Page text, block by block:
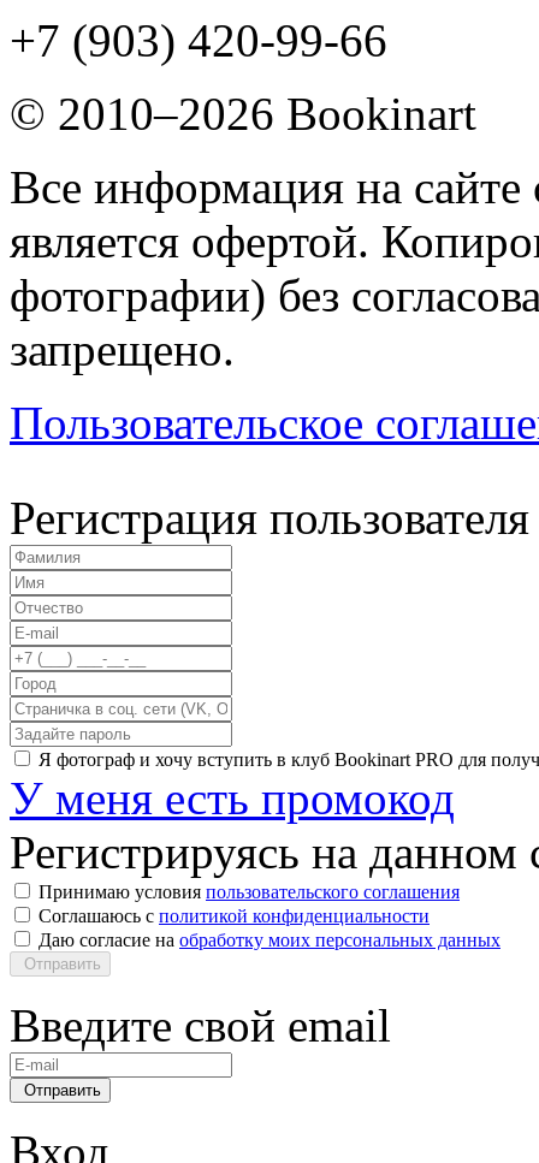
+7 (903) 420-99-66
© 2010–2026 Bookinart
Все информация на
является офертой.
фотографии) без
запрещено.
Пользовательское
Регистрация пользователя
Я фотограф и хочу вступить в клуб Bookinart PRO для
У меня есть промокод
Регистрируясь на данном
Принимаю условия пользовательского соглашения
Соглашаюсь с политикой конфиденциальности
Даю согласие на обработку моих персональных данных
Отправить
Введите свой email
Отправить
Вход